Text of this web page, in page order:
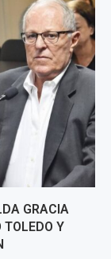
GRACIA
TOLEDO Y